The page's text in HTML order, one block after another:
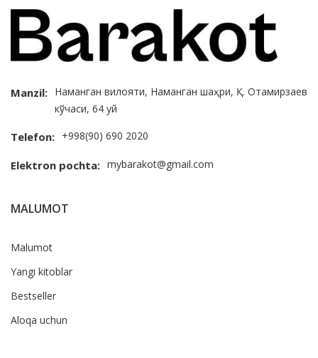
Manzil: Наманган вилояти, Наманган шаҳри, Қ. Отамирзаев
кўчаси, 64 уй
Telefon: +998(90) 690 2020
Elektron pochta: mybarakot@gmail.com
MALUMOT
Malumot
Yangi kitoblar
Bestseller
Aloqa uchun